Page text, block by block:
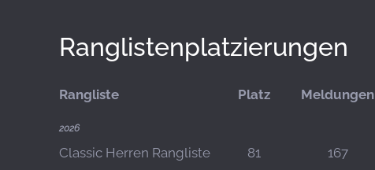
Ranglistenplatzierungen
Rangliste Platz Meldungen
2026
Classic Herren Rangliste 81
167